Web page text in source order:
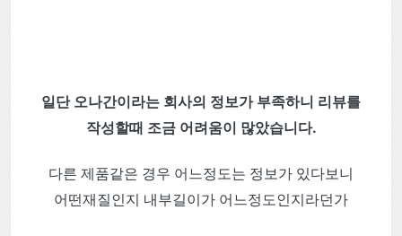
일단 오나간이라는 회사의 정보가 부족하니 리뷰를
작성할때 조금 어려움이 많았습니다.
다른 제품같은 경우 어느정도는 정보가 있다보니
어떤재질인지 내부길이가 어느정도인지라던가